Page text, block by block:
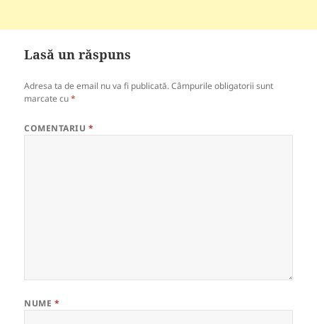
Lasă un răspuns
Adresa ta de email nu va fi publicată. Câmpurile obligatorii sunt
marcate cu*
COMENTARIU *
NUME *